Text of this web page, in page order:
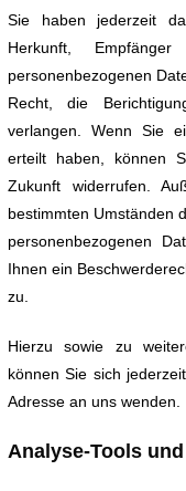
Sie haben jederzeit
Herkunft,
personenbezogenen
Recht, die
verlangen. Wenn Sie
erteilt haben, können
Zukunft widerrufen.
bestimmten Umständen
personenbezogenen
Ihnen ein
zu.
Hierzu sowie zu
können Sie sich
Adresse an uns wenden.
Analyse-Tools